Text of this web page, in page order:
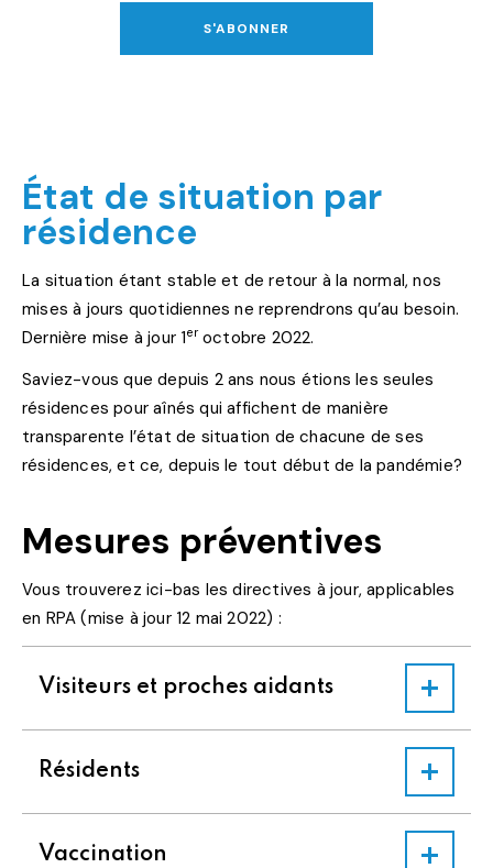
S'ABONNER
État de situation par
résidence
La situation étant stable et de retour à la normal, nos
mises à jours quotidiennes ne reprendrons qu’au besoin.
Dernière mise à jour 1eroctobre 2022.
Saviez-vous que depuis 2 ans nous étions les seules
résidences pour aînés qui affichent de manière
transparente l’état de situation de chacune de ses
résidences, et ce, depuis le tout début de la pandémie?
Mesures préventives
Vous trouverez ici-bas les directives à jour, applicables
en RPA (mise à jour 12 mai 2022) :
Visiteurs et proches aidants
Résidents
Vaccination